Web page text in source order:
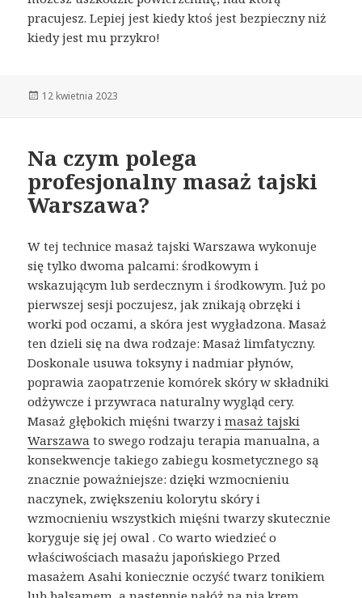
pracujesz. Lepiej jest kiedy ktoś jest bezpieczny niż
kiedy jest mu przykro!
Opublikowano
12 kwietnia 2023
Na czym polega
profesjonalny masaż tajski
Warszawa?
W tej technice masaż tajski Warszawa wykonuje
się tylko dwoma palcami: środkowym i
wskazującym lub serdecznym i środkowym. Już po
pierwszej sesji poczujesz, jak znikają obrzęki i
worki pod oczami, a skóra jest wygładzona. Masaż
ten dzieli się na dwa rodzaje: Masaż limfatyczny.
Doskonale usuwa toksyny i nadmiar płynów,
poprawia zaopatrzenie komórek skóry w składniki
odżywcze i przywraca naturalny wygląd cery.
Masaż głębokich mięśni twarzy imasaż tajski
Warszawa to swego rodzaju terapia manualna, a
konsekwencje takiego zabiegu kosmetycznego są
znacznie poważniejsze: dzięki wzmocnieniu
naczynek, zwiększeniu kolorytu skóry i
wzmocnieniu wszystkich mięśni twarzy skutecznie
koryguje się jej owal . Co warto wiedzieć o
właściwościach masażu japońskiego Przed
masażem Asahi koniecznie oczyść twarz tonikiem